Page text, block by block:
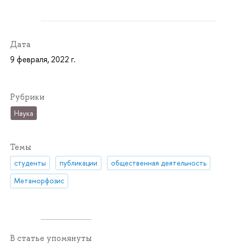
Дата
9 февраля, 2022 г.
Рубрики
Наука
Темы
студенты публикации
общественная деятельность
Метаморфозис
В статье упомянуты